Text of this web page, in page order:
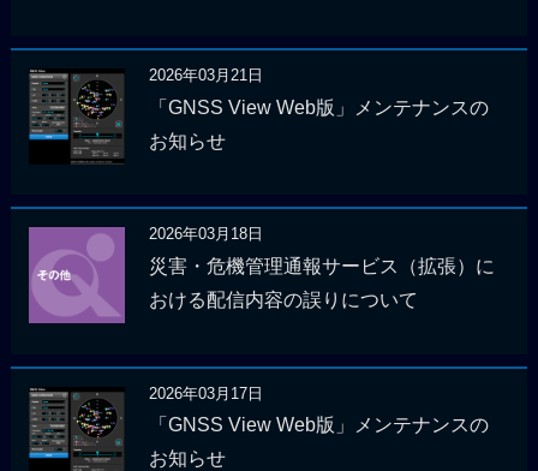
2026年03月21日
「GNSS View Web版」メンテナンスの
お知らせ
2026年03月18日
災害・危機管理通報サービス（拡張）に
おける配信内容の誤りについて
2026年03月17日
「GNSS View Web版」メンテナンスの
お知らせ